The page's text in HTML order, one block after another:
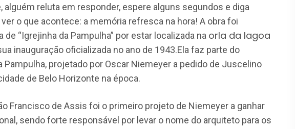
alguém reluta em responder, espere alguns segundos e diga
ver o que acontece: a memória refresca na hora! A obra foi
“Igrejinha da Pampulha” por estar localizada na orla da lagoa
inauguração oficializada no ano de 1943.Ela faz parte do
projetado por Oscar Niemeyer a pedido de Juscelino
de Belo Horizonte na época.
Francisco de Assis foi o primeiro projeto de Niemeyer a ganhar
sendo forte responsável por levar o nome do arquiteto para os